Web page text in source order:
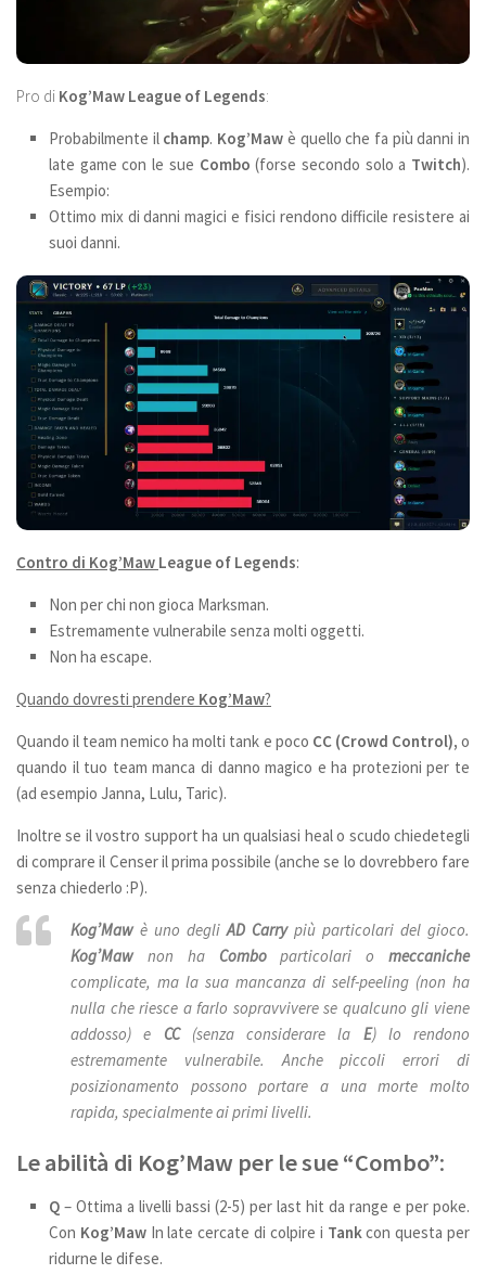
Pro di Kog’Maw League of Legends:
Probabilmente il champ. Kog’Maw è quello che fa più danni in
late game con le sue Combo (forse secondo solo a Twitch).
Esempio:
Ottimo mix di danni magici e fisici rendono difficile resistere ai
suoi danni.
Contro di Kog’Maw League of Legends:
Non per chi non gioca Marksman.
Estremamente vulnerabile senza molti oggetti.
Non ha escape.
Quando dovresti prendere Kog’Maw?
Quando il team nemico ha molti tank e poco CC (Crowd Control), o
quando il tuo team manca di danno magico e ha protezioni per te
(ad esempio Janna, Lulu, Taric).
Inoltre se il vostro support ha un qualsiasi heal o scudo chiedetegli
di comprare il Censer il prima possibile (anche se lo dovrebbero fare
senza chiederlo :P).
Kog’Mawè uno degliAD Carrypiù particolari del gioco.
Kog’Maw non ha Comboparticolari omeccaniche
complicate, ma la sua mancanza di self-peeling (non ha
nulla che riesce a farlo sopravvivere se qualcuno gli viene
addosso) e CC(senza considerare la E) lo rendono
estremamente vulnerabile. Anche piccoli errori di
posizionamento possono portare a una morte molto
rapida, specialmente ai primi livelli.
Le abilità di Kog’Maw per le sue “Combo”:
Q – Ottima a livelli bassi (2-5) per last hit da range e per poke.
Con Kog’Maw In late cercate di colpire i Tank con questa per
ridurne le difese.